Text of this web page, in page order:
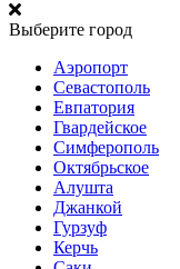
Выберите город
Аэропорт
Севастополь
Евпатория
Гвардейское
Симферополь
Октябрьское
Алушта
Джанкой
Гурзуф
Керчь